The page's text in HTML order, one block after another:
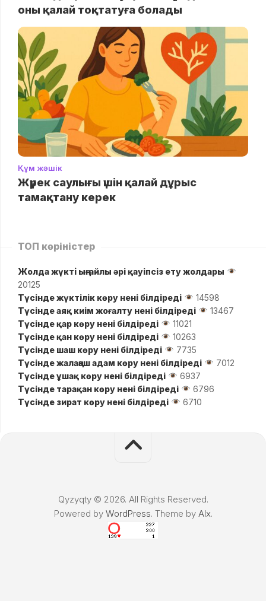
оны қалай тоқтатуға болады
Құм жәшік
Жүрек саулығы үшін қалай дұрыс
тамақтану керек
ТОП көріністер
Жолда жүктi ыңғайлы әрі қауіпсіз ету жолдары
20125
Түсінде жүктілік көру нені білдіреді
14598
Түсінде аяқ киім жоғалту нені білдіреді
13467
Түсінде қар көру нені білдіреді
11021
Түсінде қан көру нені білдіреді
10263
Түсінде шаш көру нені білдіреді
7735
Түсінде жалаңаш адам көру нені білдіреді
7012
Түсінде ұшақ көру нені білдіреді
6937
Түсінде тарақан көру нені білдіреді
6796
Түсінде зират көру нені білдіреді
6710
Qyzyqty © 2026. All Rights Reserved.
Powered by WordPress. Theme by Alx.